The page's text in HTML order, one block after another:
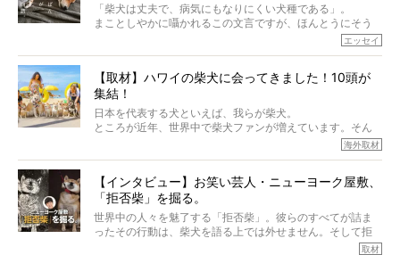
「柴犬は丈夫で、病気にもなりにくい犬種である」。
まことしやかに囁かれるこの文言ですが、ほんとうにそう
でも、いざそれぞれの個体を見ていくと、丈夫で病気にも
なりにくい、とは言えないような気もするのです。
実際に「病気にならない」などということはないし、飼い
主はそのためにやるべきことがある。
今回は、柴犬に関わる方たちすべてに読んで欲しい、ある
語でした。
※文章はご本人の了承を得て編集しています
※画像はすべてイメージです
※この記事は個人の感想であり、効果・効能を示すものではありません
エッセイ
【取材】ハワイの柴犬に会ってきました！10頭が
集結！
日本を代表する犬といえば、我らが柴犬。
ところが近年、世界中で柴犬ファンが増えています。そん
な中「柴犬ライフ」が目をつけたのは、南の楽園ハワイ。
そんな噂を聞きつけ、今回はハワイの柴犬たちを取材して
きました！
海外取材
【インタビュー】お笑い芸人・ニューヨーク屋敷、
「拒否柴」を掘る。
世界中の人々を魅了する「拒否柴」。彼らのすべてが詰ま
ったその行動は、柴犬を語る上では外せません。そして拒
否柴がここまで話題になるのは、“映える”ことも理由のひと
取材